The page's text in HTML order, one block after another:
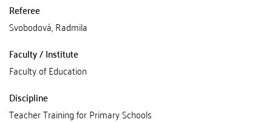
Referee
Svobodová, Radmila
Faculty / Institute
Faculty of Education
Discipline
Teacher Training for Primary Schools